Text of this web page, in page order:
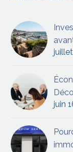
juin